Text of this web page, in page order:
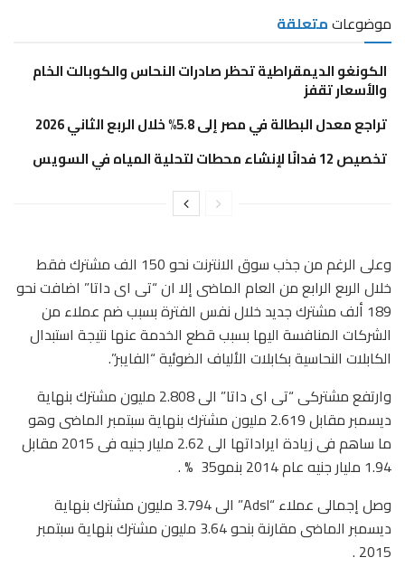
موضوعاتمتعلقة
الكونغو الديمقراطية تحظر صادرات النحاس والكوبالت الخام
والأسعار تقفز
تراجع معدل البطالة في مصر إلى 5.8% خلال الربع الثاني 2026
تخصيص 12 فدانًا لإنشاء محطات لتحلية المياه في السويس
وعلى الرغم من جذب سوق الانترنت نحو 150 الف مشترك فقط
خلال الربع الرابع من العام الماضى إلا ان “تى اى داتا” اضافت نحو
189 ألف مشترك جديد خلال نفس الفترة بسبب ضم عملاء من
الشركات المنافسة اليها بسبب قطع الخدمة عنها نتيجة استبدال
الكابلات النحاسية بكابلات الألياف الضوئية “الفايبر”.
وارتفع مشتركى “تى اى داتا” الى 2.808 مليون مشترك بنهاية
ديسمبر مقابل 2.619 مليون مشترك بنهاية سبتمبر الماضى وهو
ما ساهم فى زيادة ايراداتها الى 2.62 مليار جنيه فى 2015 مقابل
1.94 مليار جنيه عام 2014 بنمو35 % .
وصل إجمالى عملاء “Adsl” الى 3.794 مليون مشترك بنهاية
ديسمبر الماضى مقارنة بنحو 3.64 مليون مشترك بنهاية سبتمبر
2015 .